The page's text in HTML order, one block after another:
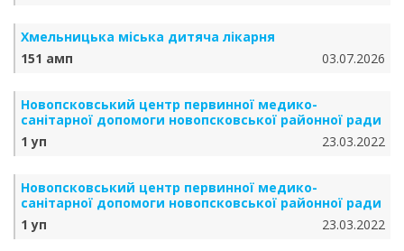
Хмельницька міська дитяча лікарня
151 амп
03.07.2026
Новопсковський центр первинної медико-
санітарної допомоги новопсковської районної ради
1 уп
23.03.2022
Новопсковський центр первинної медико-
санітарної допомоги новопсковської районної ради
1 уп
23.03.2022